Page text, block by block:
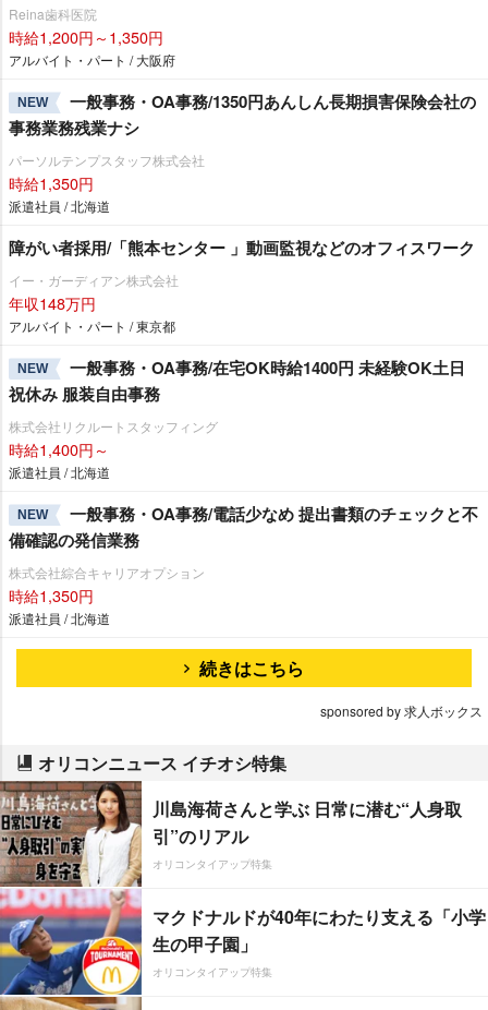
Reina歯科医院
時給1,200円～1,350円
アルバイト・パート / 大阪府
NEW
一般事務・OA事務/1350円あんしん長期損害保険会社の
事務業務残業ナシ
パーソルテンプスタッフ株式会社
時給1,350円
派遣社員 / 北海道
障がい者採用/「熊本センター 」動画監視などのオフィスワーク
イー・ガーディアン株式会社
年収148万円
アルバイト・パート / 東京都
NEW
一般事務・OA事務/在宅OK時給1400円 未経験OK土日
祝休み 服装自由事務
株式会社リクルートスタッフィング
時給1,400円～
派遣社員 / 北海道
NEW
一般事務・OA事務/電話少なめ 提出書類のチェックと不
備確認の発信業務
株式会社綜合キャリアオプション
時給1,350円
派遣社員 / 北海道
続きはこちら
sponsored by 求人ボックス
オリコンニュース イチオシ特集
川島海荷さんと学ぶ 日常に潜む“人身取
引”のリアル
オリコンタイアップ特集
マクドナルドが40年にわたり支える「小学
生の甲子園」
オリコンタイアップ特集